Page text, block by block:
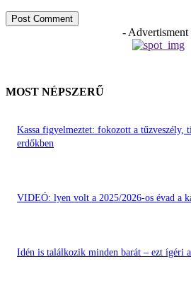
- Advertisment
MOST NÉPSZERŰ
Kassa figyelmeztet: fokozott a tűzveszély,
erdőkben
VIDEÓ: lyen volt a 2025/2026-os évad a
Idén is találkozik minden barát – ezt ígéri